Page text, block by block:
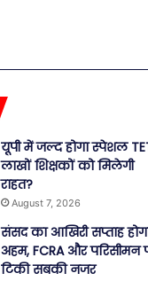
यूपी में जल्द होगा स्पेशल
लाखों शिक्षकों को मिलेगी
राहत?
August 7, 2026
संसद का आखिरी सप्ताह
अहम, FCRA और परिसीमन
टिकी सबकी नजर